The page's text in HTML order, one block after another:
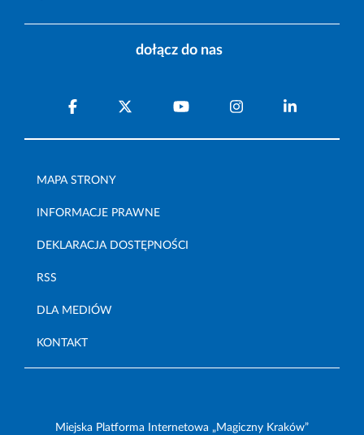
dołącz do nas
MAPA STRONY
INFORMACJE PRAWNE
DEKLARACJA DOSTĘPNOŚCI
RSS
DLA MEDIÓW
KONTAKT
Miejska Platforma Internetowa „Magiczny Kraków”